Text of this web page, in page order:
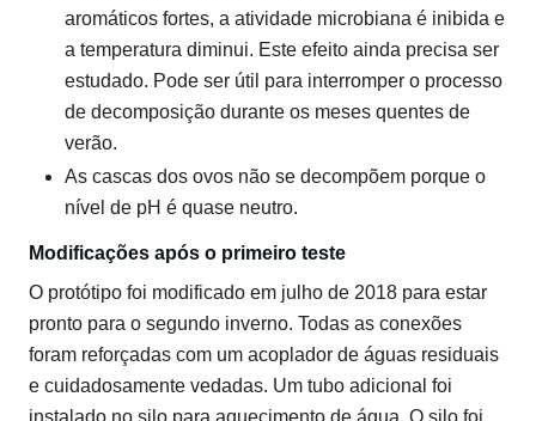
aromáticos fortes, a atividade microbiana é inibida e
a temperatura diminui. Este efeito ainda precisa ser
estudado. Pode ser útil para interromper o processo
de decomposição durante os meses quentes de
verão.
As cascas dos ovos não se decompõem porque o
nível de pH é quase neutro.
Modificações após o primeiro teste
O protótipo foi modificado em julho de 2018 para estar
pronto para o segundo inverno. Todas as conexões
foram reforçadas com um acoplador de águas residuais
e cuidadosamente vedadas. Um tubo adicional foi
instalado no silo para aquecimento de água. O silo foi